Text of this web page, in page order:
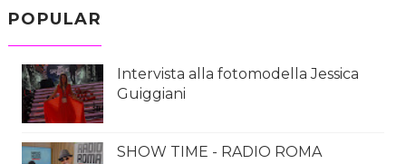
POPULAR
Intervista alla fotomodella Jessica
Guiggiani
SHOW TIME - RADIO ROMA